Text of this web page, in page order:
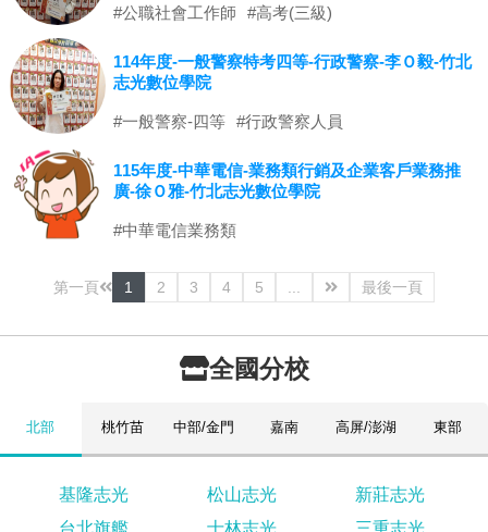
#公職社會工作師 #高考(三級)
114年度-一般警察特考四等-行政警察-李Ｏ毅-竹北
志光數位學院
#一般警察-四等 #行政警察人員
115年度-中華電信-業務類行銷及企業客戶業務推
廣-徐Ｏ雅-竹北志光數位學院
#中華電信業務類
第一頁 1 2 3 4 5 最後一頁
全國分校
北部 桃竹苗 中部/金門 嘉南 高屏/澎湖 東部
基隆志光 松山志光
新莊志光
台北旗艦
士林志光 三重志光